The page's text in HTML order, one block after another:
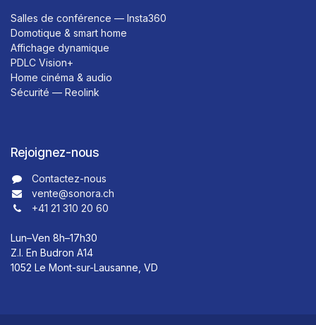
Salles de conférence — Insta360
Domotique & smart home
Affichage dynamique
PDLC Vision+
Home cinéma & audio
Sécurité — Reolink
Rejoignez-nous
Contactez-nous​​
vente@sonora.ch
+41 21 310 20 60
Lun–Ven 8h–17h30
Z.I. En Budron A14
1052 Le Mont-sur-Lausanne, VD